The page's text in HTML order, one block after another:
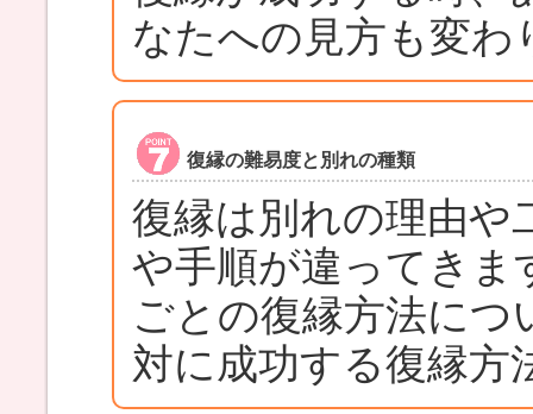
なたへの見方も変わ
復縁の難易度と別れの種類
復縁は別れの理由や
や手順が違ってきま
ごとの復縁方法に
対に成功する復縁方